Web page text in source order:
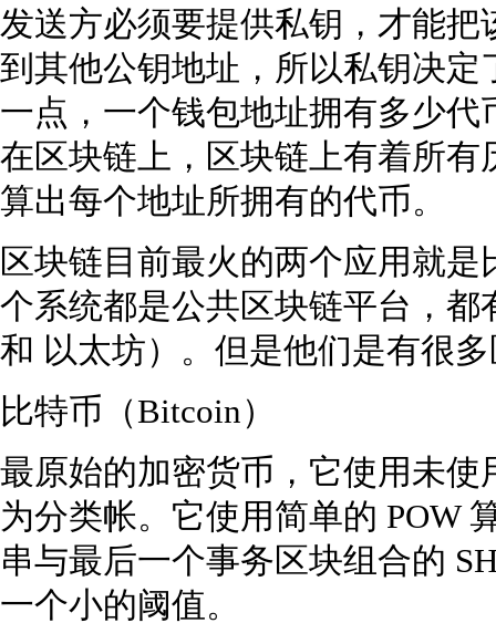
发送方必须要提供私钥，才能
到其他公钥地址，所以私钥决
一点，一个钱包地址拥有多少
在区块链上，区块链上有着所
算出每个地址所拥有的代币。
区块链目前最火的两个应用就
个系统都是公共区块链平台，
和 以太坊）。但是他们是有很
比特币（Bitcoin）
最原始的加密货币，它使用未
为分类帐。它使用简单的 POW
串与最后一个事务区块组合的
一个小的阈值。